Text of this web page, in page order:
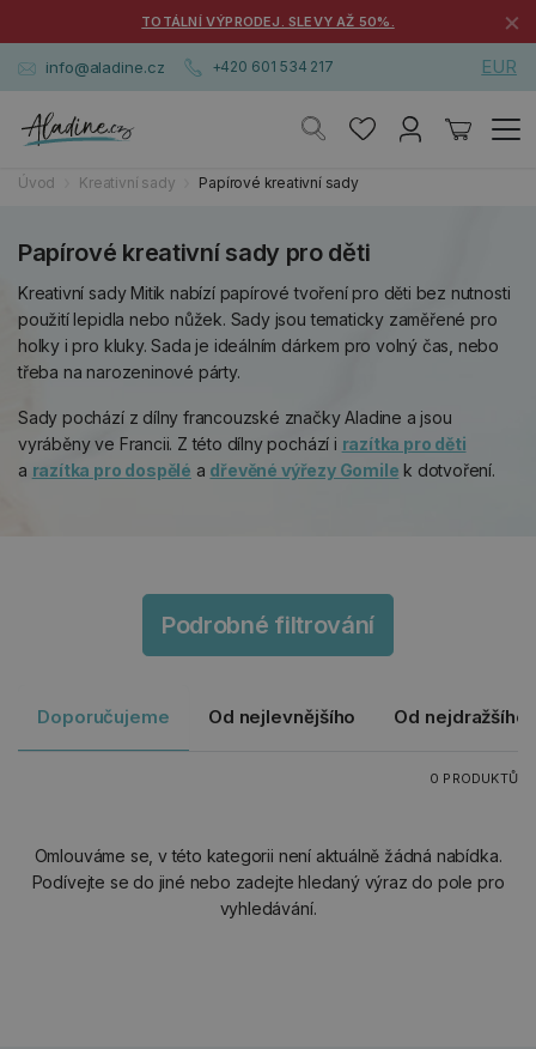
TOTÁLNÍ VÝPRODEJ. SLEVY AŽ 50%. ×
info@aladine.cz +420 601 534 217 EUR
Úvod Kreativní sady Papírové kreativní sady
Papírové kreativní sady pro děti
Kreativní sady Mitik nabízí papírové tvoření pro děti bez nutnosti
použití lepidla nebo nůžek. Sady jsou tematicky zaměřené pro
holky i pro kluky. Sada je ideálním dárkem pro volný čas, nebo
třeba na narozeninové párty.
Sady pochází z dílny francouzské značky Aladine a jsou
vyráběny ve Francii. Z této dílny pochází i razítka pro děti
a razítka pro dospělé a dřevěné výřezy Gomile k dotvoření.
Podrobné filtrování
Doporučujeme Od nejlevnějšího Od nejdražšího
0 PRODUKTŮ
Omlouváme se, v této kategorii není aktuálně žádná nabídka.
Podívejte se do jiné nebo zadejte hledaný výraz do pole pro
vyhledávání.